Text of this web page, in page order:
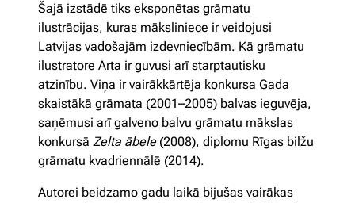
Šajā izstādē tiks eksponētas grāmatu
ilustrācijas, kuras māksliniece ir veidojusi
Latvijas vadošajām izdevniecībām. Kā grāmatu
ilustratore Arta ir guvusi arī starptautisku
atzinību. Viņa ir vairākkārtēja konkursa Gada
skaistākā grāmata (2001–2005) balvas ieguvēja,
saņēmusi arī galveno balvu grāmatu mākslas
konkursā Zelta ābele(2008), diplomu Rīgas bilžu
grāmatu kvadriennālē (2014).
Autorei beidzamo gadu laikā bijušas vairākas